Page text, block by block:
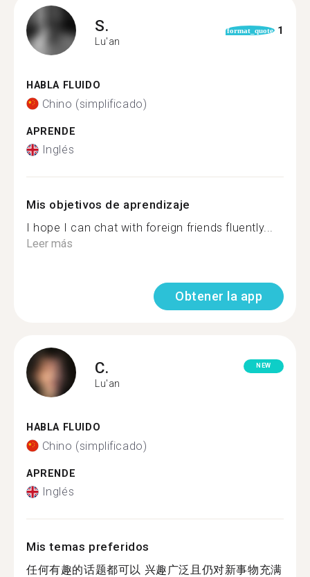
S.
Lu'an
format_quote 1
HABLA FLUIDO
Chino (simplificado)
APRENDE
Inglés
Mis objetivos de aprendizaje
I hope I can chat with foreign friends fluently...
Leer más
Obtener la app
C.
Lu'an
NEW
HABLA FLUIDO
Chino (simplificado)
APRENDE
Inglés
Mis temas preferidos
任何有趣的话题都可以 兴趣广泛且仍对新事物充满